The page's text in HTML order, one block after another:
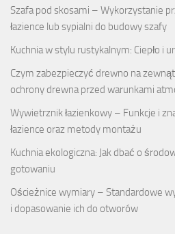
Szafa pod skosami – Wykorzystanie
łazience lub sypialni do budowy szafy
Kuchnia w stylu rustykalnym: Ciepło i
Czym zabezpieczyć drewno na
ochrony drewna przed warunkami
Wywietrznik łazienkowy – Funkcje i
łazience oraz metody montażu
Kuchnia ekologiczna: Jak dbać o
gotowaniu
Ościeżnice wymiary – Standardowe
i dopasowanie ich do otworów